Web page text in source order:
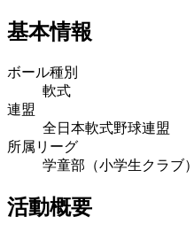
基本情報
ボール種別
軟式
連盟
全日本軟式野球連盟
所属リーグ
学童部（小学生クラブ）
活動概要